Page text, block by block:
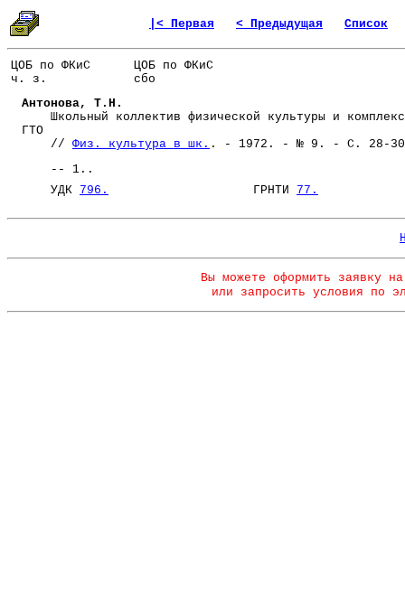
|< Первая < Предыдущая Список
ЦОБ по ФКиС
ч. з.
ЦОБ по ФКиС
сбо
Антонова, Т.Н.
Школьный коллектив физической культуры и комплекс
ГТО
// Физ. культура в шк. . - 1972. - № 9. - С. 28-
-- 1..
УДК 796. ГРНТИ 77.
Вы можете оформить заявку
или запросить условия по